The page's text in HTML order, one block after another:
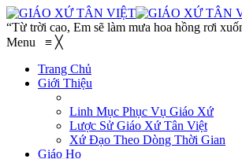
“Từ trời cao, Em sẽ làm mưa hoa hồng rơi
Menu ≡ ╳
Trang Chủ
Giới Thiệu
Linh Mục Phục Vụ Giáo Xứ
Lược Sử Giáo Xứ Tân Việt
Xứ Đạo Theo Dòng Thời Gian
Giáo Họ